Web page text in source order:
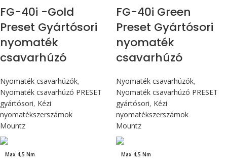
FG-40i -Gold
Preset Gyártósori
nyomaték
csavarhúzó
Nyomaték csavarhúzók,
Nyomaték csavarhúzó PRESET
gyártósori, Kézi
nyomatékszerszámok
Mountz
FG-40i Green
Preset Gyártósori
nyomaték
csavarhúzó
Nyomaték csavarhúzók,
Nyomaték csavarhúzó PRESET
gyártósori, Kézi
nyomatékszerszámok
Mountz
Max 4,5 Nm Max 4,5 Nm